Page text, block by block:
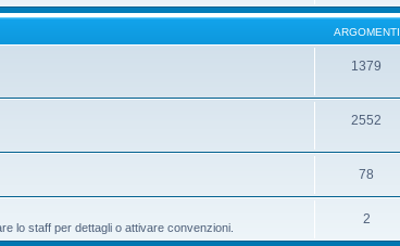
ARGOMENTI
1379
2552
78
lo staff per dettagli o attivare convenzioni.
2